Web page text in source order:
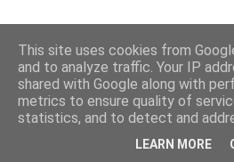
This site uses cookies from
and to analyze traffic. Your IP
shared with Google along with
metrics to ensure quality of
statistics, and to detect and
LEARN MORE